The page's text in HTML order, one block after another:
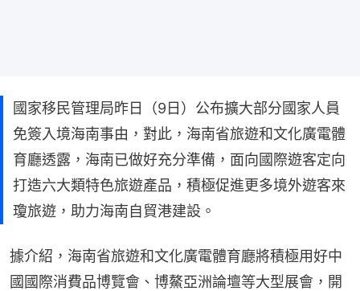
國家移民管理局昨日（9日）公布擴大部分國家人員
免簽入境海南事由，對此，海南省旅遊和文化廣電體
育廳透露，海南已做好充分準備，面向國際遊客定向
打造六大類特色旅遊產品，積極促進更多境外遊客來
瓊旅遊，助力海南自貿港建設。
據介紹，海南省旅遊和文化廣電體育廳將積極用好中
國國際消費品博覽會、博鰲亞洲論壇等大型展會，開